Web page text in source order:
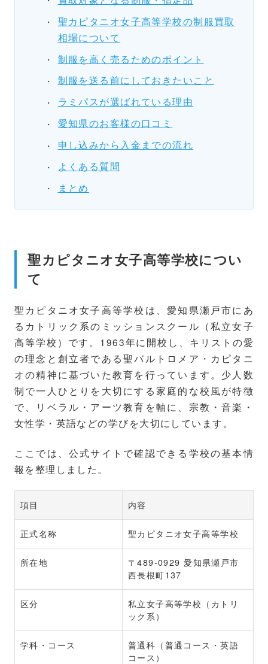
聖カピタニオ女子高等学校の制服買取
相場について
制服を高く売るためのポイント
制服を送る前にしておきたいこと
ラミパスが選ばれている理由
愛知県のお客様の口コミ
申し込みから入金までの流れ
よくある質問
まとめ
聖カピタニオ女子高等学校につい
て
聖カピタニオ女子高等学校は、愛知県瀬戸市にあ
るカトリック系のミッションスクール（私立女子
高等学校）です。1963年に開校し、キリストの愛
の理念と創立者である聖バルトロメア・カピタニ
オの精神に基づいた教育を行っています。少人数
制で一人ひとりを大切にする家庭的な校風が特徴
で、リベラル・アーツ教育を軸に、宗教・音楽・
女性学・英語などの学びを大切にしています。
ここでは、公式サイトで確認できる学校の基本情
報を整理しました。
項目 内容
正式名称 聖カピタニオ女子高等学校
所在地
〒489-0929 愛知県瀬戸市
西長根町137
区分
私立女子高等学校（カトリ
ック系）
学科・コース
普通科（普通コース・英語
コース）